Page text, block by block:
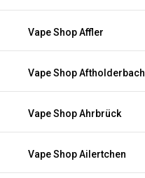
Vape Shop Affler
Vape Shop Aftholderbach
Vape Shop Ahrbrück
Vape Shop Ailertchen